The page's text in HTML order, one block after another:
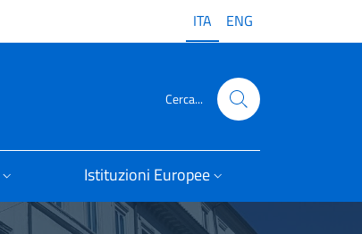
ITA ENG
Cerca...
Istituzioni Europee